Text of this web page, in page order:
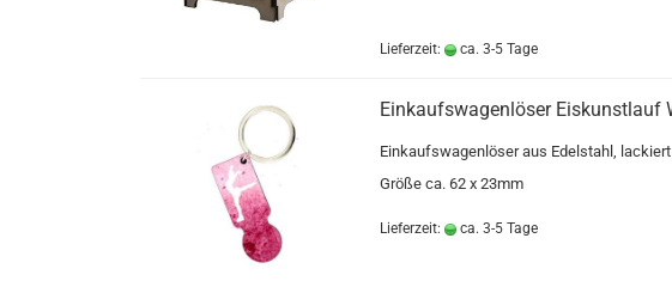
Lieferzeit: ca. 3-5 Tage
Einkaufswagenlöser Eiskunstlauf
Einkaufswagenlöser aus Edelstahl,
Größe ca. 62 x 23mm
Lieferzeit: ca. 3-5 Tage